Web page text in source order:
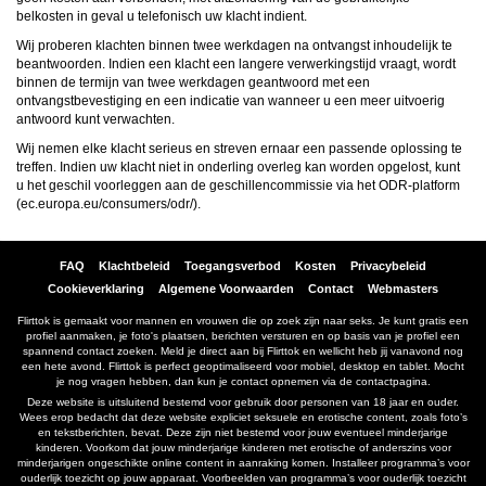
Norton. Deze programma’s werken zodanig dat toegang tot specifieke websites en
online inhoud worden geblokkeerd. Vaak blokkeren deze programma’s standaard al
ongeschikt zijn voor minderjarigen. Door middel van updates kunnen daar steeds
nieuwe websites aan worden toegevoegd.
Neem contact op met jouw internetprovider. Er zijn internetproviders die het mogelijk
maken dat bepaalde informatie van internet wordt gefilterd. Je kunt jouw
internetprovider raadplegen om na te vragen of deze service ook voor jou mogelijk
is.
zodat je kunt zien welke websites door jouw minderjarige kinderen zijn bezocht.
Door in geval van ongewenste sitebezoeken jouw minderjarige kinderen daarop
aan te spreken, kun je jouw kinderen leren dat de websites niet voor hun geschikt
zijn. Bovendien kun je naar aanleiding daarvan beoordelen in hoeverre jouw kind
vreemden, bijvoorbeeld via een chatwebsite. Leer ze ook dat niet iedereen op
internet hoeft te zijn wie ze zeggen te zijn en dat men wel eens verkeerde
bedoelingen kan hebben als iemand via het internet contact opneemt met jouw
die zij online hebben ontmoet, moeten afspreken zonder daarover eerst met jou te
overleggen. Ook is het raadzaam jouw kind te vertellen dat hij jou meteen moet
laten weten wanneer iemand op internet contact met hem opneemt of wanneer
jouw kind seksueel getinte content of andere content waarvan hij schrikt, op
internet tegenkomt.
Via deze website verleent
, de exploitant van deze website,
chatdiensten voor entertainmentdoeleinden. Om van deze diensten gebruik te kunnen
maken, heb je credits nodig. Je ontvangt er bij jouw aanmelding een paar gratis, maar
daarna dien je voor credits te betalen. De kosten daarvoor tref je aan bij jouw
bestelling van credits en op de pagina
.
behoudt zich het recht voor om zelf profielen op deze website aan te
belkosten in geval u telefonisch uw klacht indient.
Wij proberen klachten binnen twee werkdagen na ontvangst inhoudelijk te
beantwoorden. Indien een klacht een langere verwerkingstijd vraagt, wordt
binnen de termijn van twee werkdagen geantwoord met een
ontvangstbevestiging en een indicatie van wanneer u een meer uitvoerig
antwoord kunt verwachten.
Wij nemen elke klacht serieus en streven ernaar een passende oplossing te
treffen. Indien uw klacht niet in onderling overleg kan worden opgelost, kunt
u het geschil voorleggen aan de geschillencommissie via het ODR-platform
(ec.europa.eu/consumers/odr/).
FAQ Klachtbeleid Toegangsverbod Kosten
Privacybeleid
Cookieverklaring
Algemene Voorwaarden Contact Webmasters
Flirttok is gemaakt voor mannen en vrouwen die op zoek zijn naar seks. Je kunt gratis een
profiel aanmaken, je foto's plaatsen, berichten versturen en op basis van je profiel een
spannend contact zoeken. Meld je direct aan bij Flirttok en wellicht heb jij vanavond nog
een hete avond. Flirttok is perfect geoptimaliseerd voor mobiel, desktop en tablet. Mocht
je nog vragen hebben, dan kun je contact opnemen via de contactpagina.
Deze website is uitsluitend bestemd voor gebruik door personen van 18 jaar en ouder.
Wees erop bedacht dat deze website expliciet seksuele en erotische content, zoals foto’s
en tekstberichten, bevat. Deze zijn niet bestemd voor jouw eventueel minderjarige
kinderen. Voorkom dat jouw minderjarige kinderen met erotische of anderszins voor
minderjarigen ongeschikte online content in aanraking komen. Installeer programma’s voor
ouderlijk toezicht op jouw apparaat. Voorbeelden van programma’s voor ouderlijk toezicht